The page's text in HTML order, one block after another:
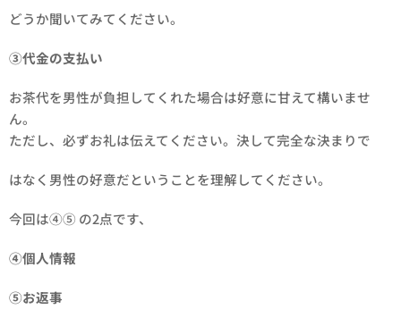
どうか聞いてみてください。
③代金の支払い
お茶代を男性が負担してくれた場合は好意に甘えて構いませ
ん。
ただし、必ずお礼は伝えてください。決して完全な決まりで
はなく男性の好意だということを理解してください。
今回は④⑤ の2点です、
④個人情報
⑤お返事